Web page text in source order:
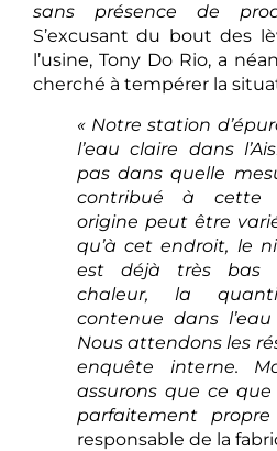
sans présence de
S’excusant du bout des
l’usine, Tony Do Rio, a
cherché à tempérer la
« Notre station
l’eau claire dans
pas dans quelle
contribué à cette
origine peut être
qu’à cet endroit, le
est déjà très bas
chaleur, la
contenue dans
Nous attendons les
enquête interne.
assurons que ce que
parfaitement
responsable de la